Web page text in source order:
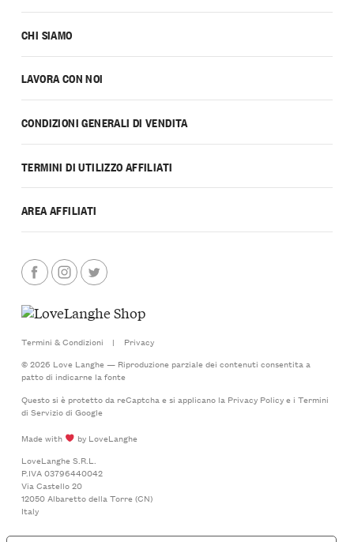
CHI SIAMO
LAVORA CON NOI
CONDIZIONI GENERALI DI VENDITA
TERMINI DI UTILIZZO AFFILIATI
AREA AFFILIATI
Termini & Condizioni |
Privacy
© 2026 Love Langhe — Riproduzione parziale dei contenuti consentita a
patto di indicarne la fonte
Questo si è protetto da reCaptcha e si applicano la Privacy Policye i Termini
di Serviziodi Google
Made with
by LoveLanghe
LoveLanghe S.R.L.
P.IVA 03796440042
Via Castello 20
12050 Albaretto della Torre (CN)
Italy